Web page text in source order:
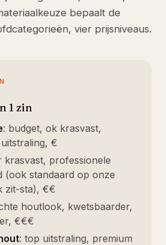
bepaalt de
vier prijsniveaus.
1 zin
: budget, ok krasvast,
€
krasvast, professionele
(ook standaard op onze
zit-sta), €€
houtlook, kwetsbaarder,
€€€
: top uitstraling, premium